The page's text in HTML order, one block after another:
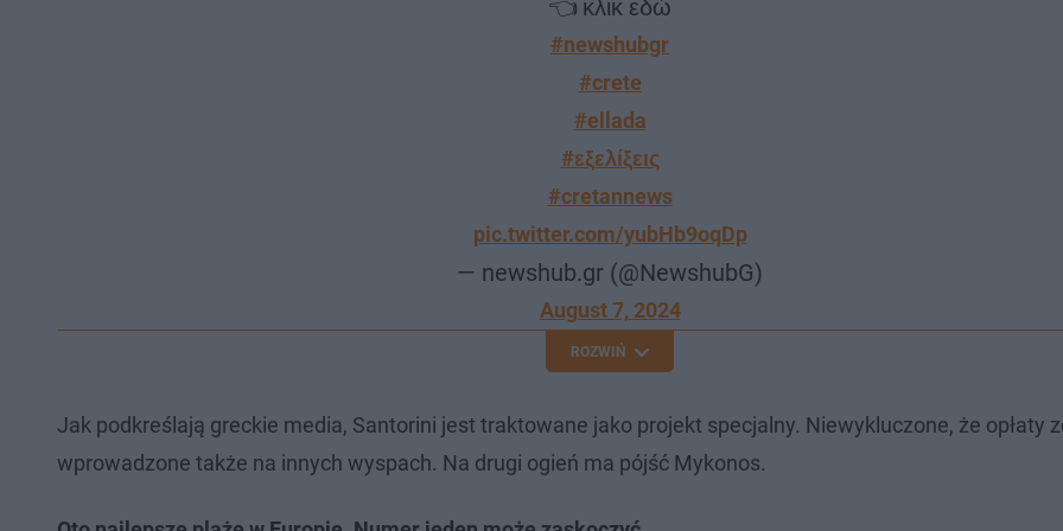
👈 κλικ εδώ
#newshubgr
#crete
#ellada
#εξελίξεις
#cretannews
pic.twitter.com/yubHb9oqDp
— newshub.gr (@NewshubG)
August 7, 2024
ROZWIŃ
Jak podkreślają greckie media, Santorini jest traktowane jako projekt specjalny. Niewykluczone, że opłaty
wprowadzone także na innych wyspach. Na drugi ogień ma pójść Mykonos.